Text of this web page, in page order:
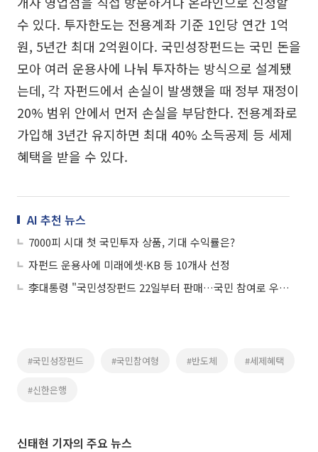
수 있다. 투자한도는 전용계좌 기준 1인당 연간 1억
원, 5년간 최대 2억원이다. 국민성장펀드는 국민 돈을
모아 여러 운용사에 나눠 투자하는 방식으로 설계됐
는데, 각 자펀드에서 손실이 발생했을 때 정부 재정이
20% 범위 안에서 먼저 손실을 부담한다. 전용계좌로
가입해 3년간 유지하면 최대 40% 소득공제 등 세제
혜택을 받을 수 있다.
AI 추천 뉴스
7000피 시대 첫 국민투자 상품, 기대 수익률은?
자펀드 운용사에 미래에셋·KB 등 10개사 선정
李대통령 "국민성장펀드 22일부터 판매…국민 참여로 우리 산업 활력"
#국민성장펀드 #국민참여형 #반도체 #세제혜택
#신한은행
신태현 기자의 주요 뉴스